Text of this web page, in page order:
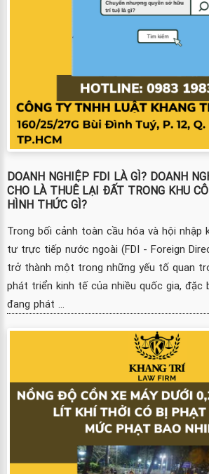
DOANH NGHIỆP FDI LÀ GÌ? DOANH
CHO LÀ THUÊ LẠI ĐẤT TRONG KHU
HÌNH THỨC GÌ?
Trong bối cảnh toàn cầu hóa và hội nhập
tư trực tiếp nước ngoài (FDI - Foreign
trở thành một trong những yếu tố quan
phát triển kinh tế của nhiều quốc gia,
đang phát ...